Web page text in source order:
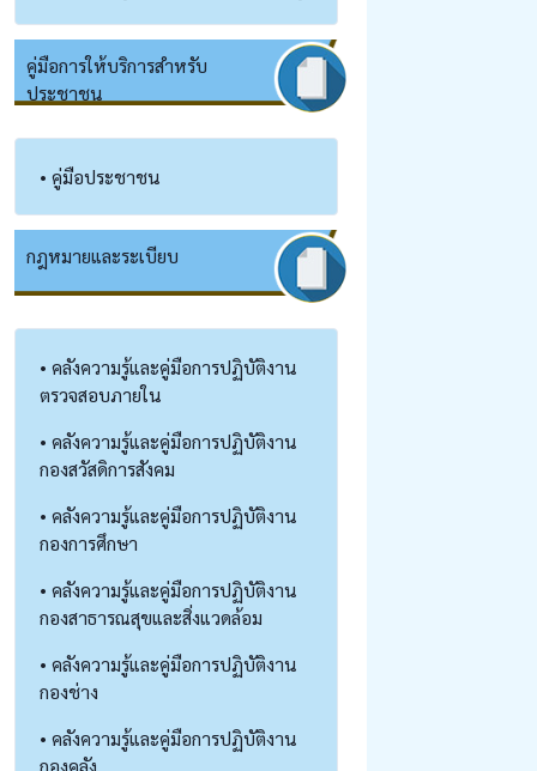
คู่มือการให้บริการสำหรับ
ประชาชน
• คู่มือประชาชน
กฎหมายและระเบียบ
• คลังความรู้และคู่มือการปฏิบัติงาน
ตรวจสอบภายใน
• คลังความรู้และคู่มือการปฏิบัติงาน
กองสวัสดิการสังคม
• คลังความรู้และคู่มือการปฏิบัติงาน
กองการศึกษา
• คลังความรู้และคู่มือการปฏิบัติงาน
กองสาธารณสุขและสิ่งแวดล้อม
• คลังความรู้และคู่มือการปฏิบัติงาน
กองช่าง
• คลังความรู้และคู่มือการปฏิบัติงาน
กองคลัง